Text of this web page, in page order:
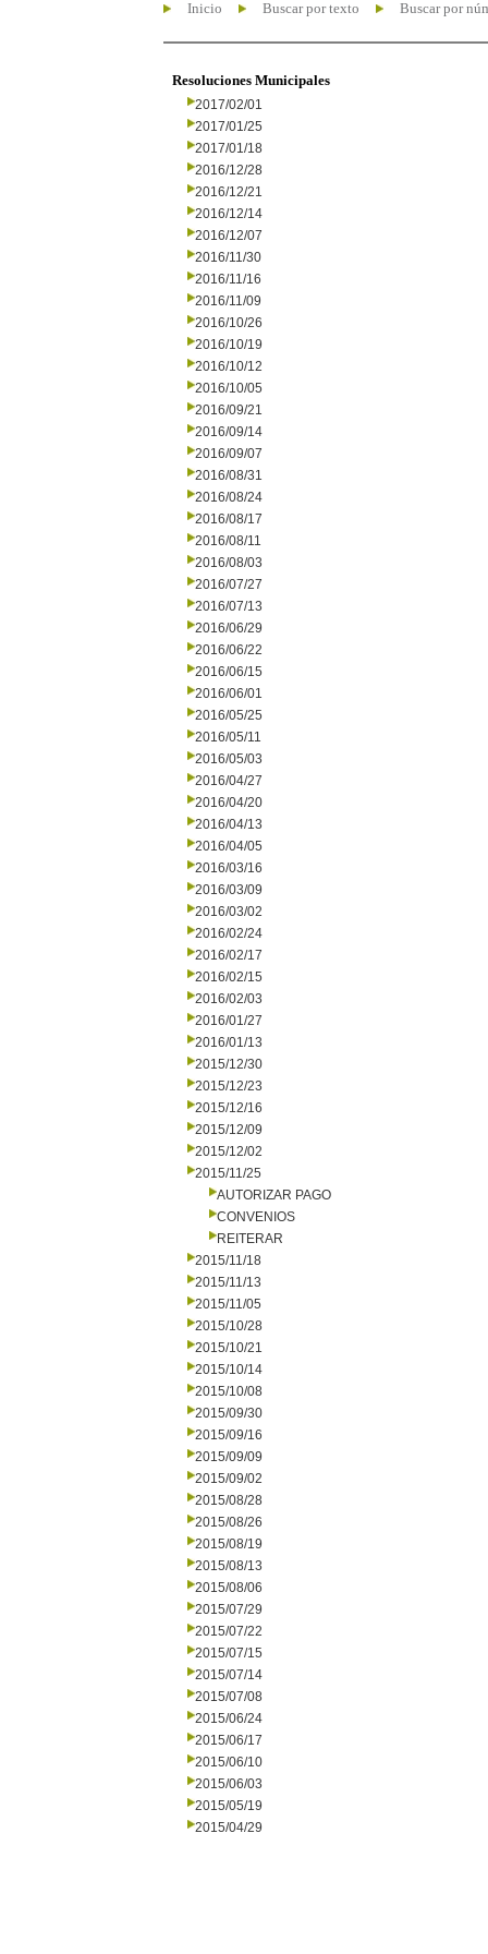
Inicio Buscar por texto Buscar por
Resoluciones Municipales
2017/02/01
2017/01/25
2017/01/18
2016/12/28
2016/12/21
2016/12/14
2016/12/07
2016/11/30
2016/11/16
2016/11/09
2016/10/26
2016/10/19
2016/10/12
2016/10/05
2016/09/21
2016/09/14
2016/09/07
2016/08/31
2016/08/24
2016/08/17
2016/08/11
2016/08/03
2016/07/27
2016/07/13
2016/06/29
2016/06/22
2016/06/15
2016/06/01
2016/05/25
2016/05/11
2016/05/03
2016/04/27
2016/04/20
2016/04/13
2016/04/05
2016/03/16
2016/03/09
2016/03/02
2016/02/24
2016/02/17
2016/02/15
2016/02/03
2016/01/27
2016/01/13
2015/12/30
2015/12/23
2015/12/16
2015/12/09
2015/12/02
2015/11/25
AUTORIZAR PAGO
CONVENIOS
REITERAR
2015/11/18
2015/11/13
2015/11/05
2015/10/28
2015/10/21
2015/10/14
2015/10/08
2015/09/30
2015/09/16
2015/09/09
2015/09/02
2015/08/28
2015/08/26
2015/08/19
2015/08/13
2015/08/06
2015/07/29
2015/07/22
2015/07/15
2015/07/14
2015/07/08
2015/06/24
2015/06/17
2015/06/10
2015/06/03
2015/05/19
2015/04/29